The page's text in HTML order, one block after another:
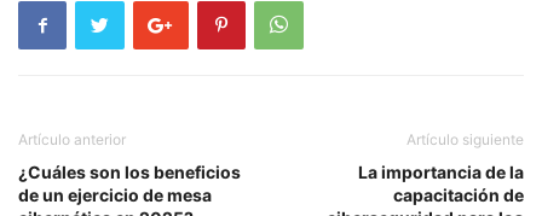
Artículo anterior
¿Cuáles son los beneficios
de un ejercicio de mesa
Artículo siguiente
La importancia de la
capacitación de